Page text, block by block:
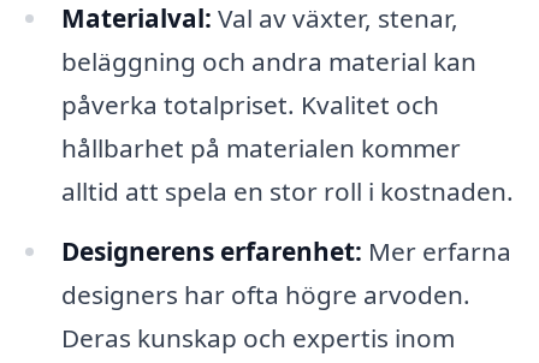
Materialval: Val av växter, stenar,
beläggning och andra material kan
påverka totalpriset. Kvalitet och
hållbarhet på materialen kommer
alltid att spela en stor roll i kostnaden.
Designerens erfarenhet: Mer erfarna
designers har ofta högre arvoden.
Deras kunskap och expertis inom